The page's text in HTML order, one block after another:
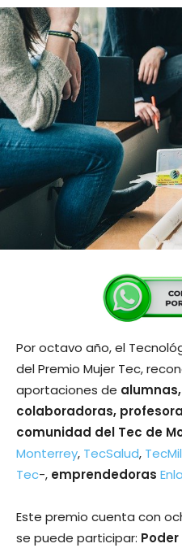
Por octavo año, el
del Premio Mujer Tec,
aportaciones de
colaboradoras,
comunidad del Tec de
Monterrey, TecSalud,
Tec-, emprendedoras
Este premio cuenta con
se puede participar: